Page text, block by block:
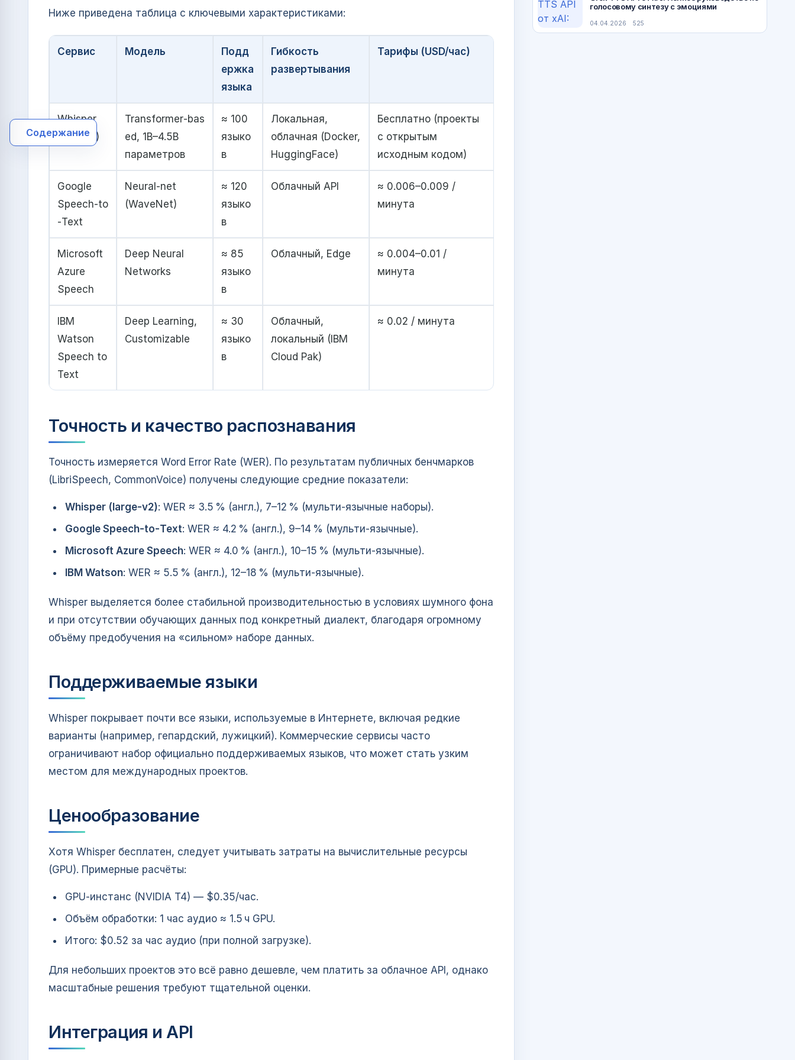
Содержание
Ниже приведена таблица с ключевыми характеристиками:
Сервис Модель
Подд
ержка
языка
Гибкость
развертывания
Тарифы (USD/час)
Whisper
(OpenAI)
Transformer‑bas
ed, 1B–4.5B
параметров
≈ 100
языко
в
Локальная,
облачная (Docker,
HuggingFace)
Бесплатно (проекты
с открытым
исходным кодом)
Google
Speech‑to
‑Text
Neural‑net
(WaveNet)
≈ 120
языко
в
Облачный API
≈ 0.006–0.009 /
минута
Microsoft
Azure
Speech
Deep Neural
Networks
≈ 85
языко
в
Облачный, Edge
≈ 0.004–0.01 /
минута
IBM
Watson
Speech to
Text
Deep Learning,
Customizable
≈ 30
языко
в
Облачный,
локальный (IBM
Cloud Pak)
≈ 0.02 / минута
Точность и качество распознавания
Точность измеряется Word Error Rate (WER). По результатам публичных бенчмарков
(LibriSpeech, CommonVoice) получены следующие средние показатели:
Whisper (large‑v2): WER ≈ 3.5 % (англ.), 7–12 % (мульти‑язычные наборы).
Google Speech‑to‑Text: WER ≈ 4.2 % (англ.), 9–14 % (мульти‑язычные).
Microsoft Azure Speech: WER ≈ 4.0 % (англ.), 10–15 % (мульти‑язычные).
IBM Watson: WER ≈ 5.5 % (англ.), 12–18 % (мульти‑язычные).
Whisper выделяется более стабильной производительностью в условиях шумного фона
и при отсутствии обучающих данных под конкретный диалект, благодаря огромному
объёму предобучения на «сильном» наборе данных.
Поддерживаемые языки
Whisper покрывает почти все языки, используемые в Интернете, включая редкие
варианты (например, гепардский, лужицкий). Коммерческие сервисы часто
ограничивают набор официально поддерживаемых языков, что может стать узким
местом для международных проектов.
Ценообразование
Хотя Whisper бесплатен, следует учитывать затраты на вычислительные ресурсы
(GPU). Примерные расчёты:
GPU‑инстанс (NVIDIA T4) — $0.35/час.
Объём обработки: 1 час аудио ≈ 1.5 ч GPU.
Итого: $0.52 за час аудио (при полной загрузке).
Для небольших проектов это всё равно дешевле, чем платить за облачное API, однако
масштабные решения требуют тщательной оценки.
Интеграция и API
голосовому синтезу с эмоциями
04.04.2026 525